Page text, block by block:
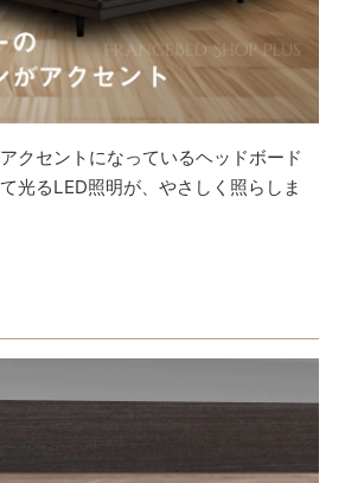
クセントになっているヘッドボード
光るLED照明が、やさしく照らしま